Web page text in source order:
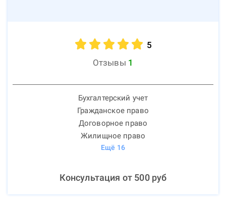
5
Отзывы 1
Бухгалтерский учет
Гражданское право
Договорное право
Жилищное право
Ещё 16
Консультация от 500руб